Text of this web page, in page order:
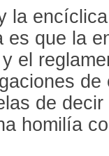
la
es que la
el
de
homilía